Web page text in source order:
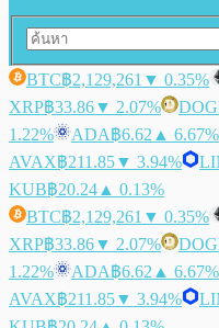
BTC฿2,129,261 ▼ 0.35%
XRP฿33.86▼ 2.07%
1.22%
ADA฿6.62 ▲ 6.67%
AVAX฿211.85▼ 3.94%
KUB฿20.24 ▲ 0.13%
BTC฿2,129,261 ▼ 0.35%
XRP฿33.86▼ 2.07%
1.22%
ADA฿6.62 ▲ 6.67%
AVAX฿211.85▼ 3.94%